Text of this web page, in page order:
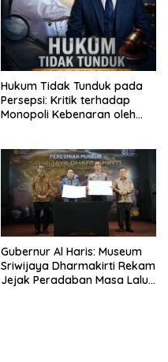
depan sudah ada di tangan”
Hukum Tidak Tunduk pada
Persepsi: Kritik terhadap
Monopoli Kebenaran oleh
Gubernur Al Haris: Museum
Sriwijaya Dharmakirti Rekam
Jejak Peradaban Masa Lalu